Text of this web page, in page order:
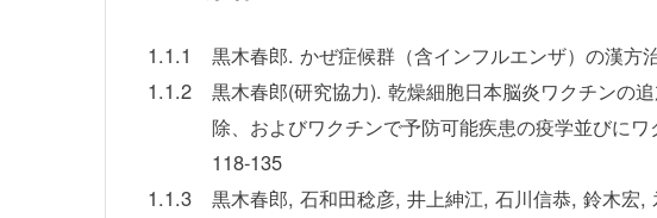
1.1.1
黒木春郎. かぜ症候群（含インフルエンザ）の漢
1.1.2
黒木春郎(研究協力). 乾燥細胞日本脳炎ワクチンの
除、およびワクチンで予防可能疾患の疫学並びに
118-135
1.1.3
黒木春郎, 石和田稔彦, 井上紳江, 石川信恭, 鈴木宏